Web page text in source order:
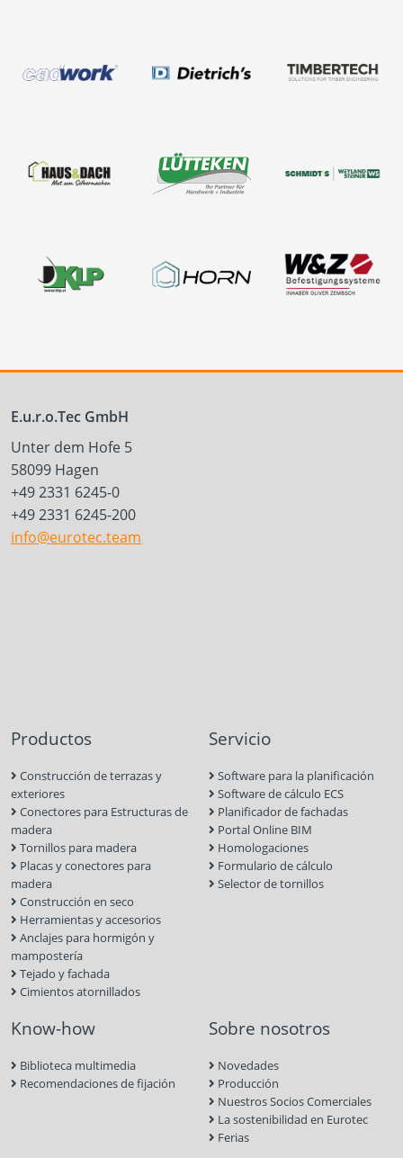
E.u.r.o.Tec GmbH
Unter dem Hofe 5
58099 Hagen
+49 2331 6245-0
+49 2331 6245-200
info@eurotec.team
Productos
Construcción de terrazas y
exteriores
Conectores para Estructuras de
madera
Tornillos para madera
Placas y conectores para
madera
Construcción en seco
Herramientas y accesorios
Anclajes para hormigón y
mampostería
Tejado y fachada
Cimientos atornillados
Servicio
Software para la planificación
Software de cálculo ECS
Planificador de fachadas
Portal Online BIM
Homologaciones
Formulario de cálculo
Selector de tornillos
Know-how
Biblioteca multimedia
Recomendaciones de fijación
Sobre nosotros
Novedades
Producción
Nuestros Socios Comerciales
La sostenibilidad en Eurotec
Ferias